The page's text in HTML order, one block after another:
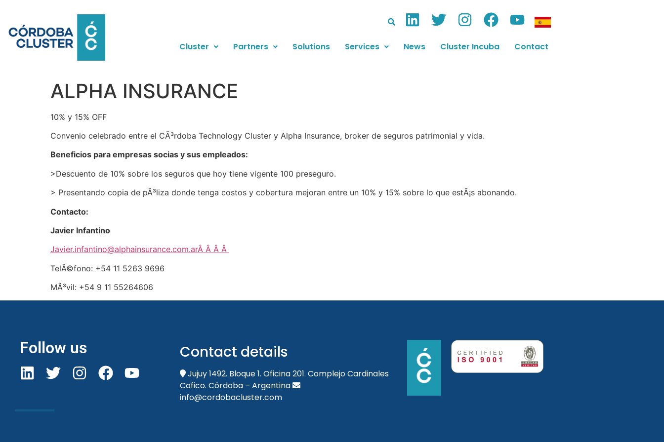
Cluster Partners Solutions Services News Cluster Incuba Contact
ALPHA INSURANCE
10% y 15% OFF
Convenio celebrado entre el CÃ³rdoba Technology Cluster y Alpha Insurance, broker de seguros patrimonial y vida.
Beneficios para empresas socias y sus empleados:
>Descuento de 10% sobre los seguros que hoy tiene vigente 100 preseguro.
> Presentando copia de pÃ³liza donde tenga costos y cobertura mejoran entre un 10% y 15% sobre lo que estÃ¡s abonando.
Contacto:
Javier Infantino
Javier.infantino@alphainsurance.com.arÂ Â Â Â
TelÃ©fono: +54 11 5263 9696
MÃ³vil: +54 9 11 55264606
Follow us Contact details
Jujuy 1492. Bloque 1. Oficina 201. Complejo Cardinales
Cofico. Córdoba – Argentina
info@cordobacluster.com